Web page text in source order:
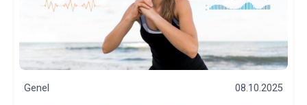
Genel 03.10.2025